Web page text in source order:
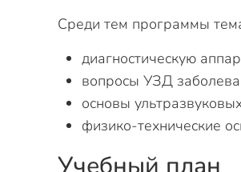
Среди тем программы
диагностическую
вопросы УЗД
основы
физико-технические